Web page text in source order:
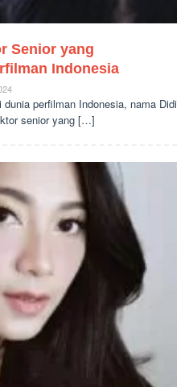
Senior yang
Indonesia
perfilman Indonesia, nama Didi
senior yang […]